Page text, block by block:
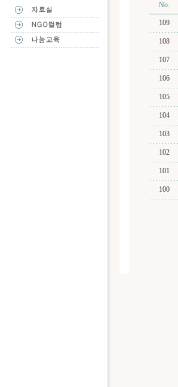
No.
109
108
107
106
105
104
103
102
101
100